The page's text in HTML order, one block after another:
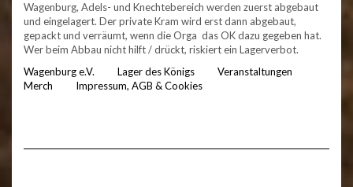
Wagenburg, Adels- und Knechtebereich werden zuerst abgebaut
und eingelagert. Der private Kram wird erst dann abgebaut,
gepackt und verräumt, wenn die Orga das OK dazu gegeben hat.
Wer beim Abbau nicht hilft / drückt, riskiert ein Lagerverbot.
Wagenburg e.V.
Lager des Königs
Veranstaltungen
Merch
Impressum, AGB & Cookies